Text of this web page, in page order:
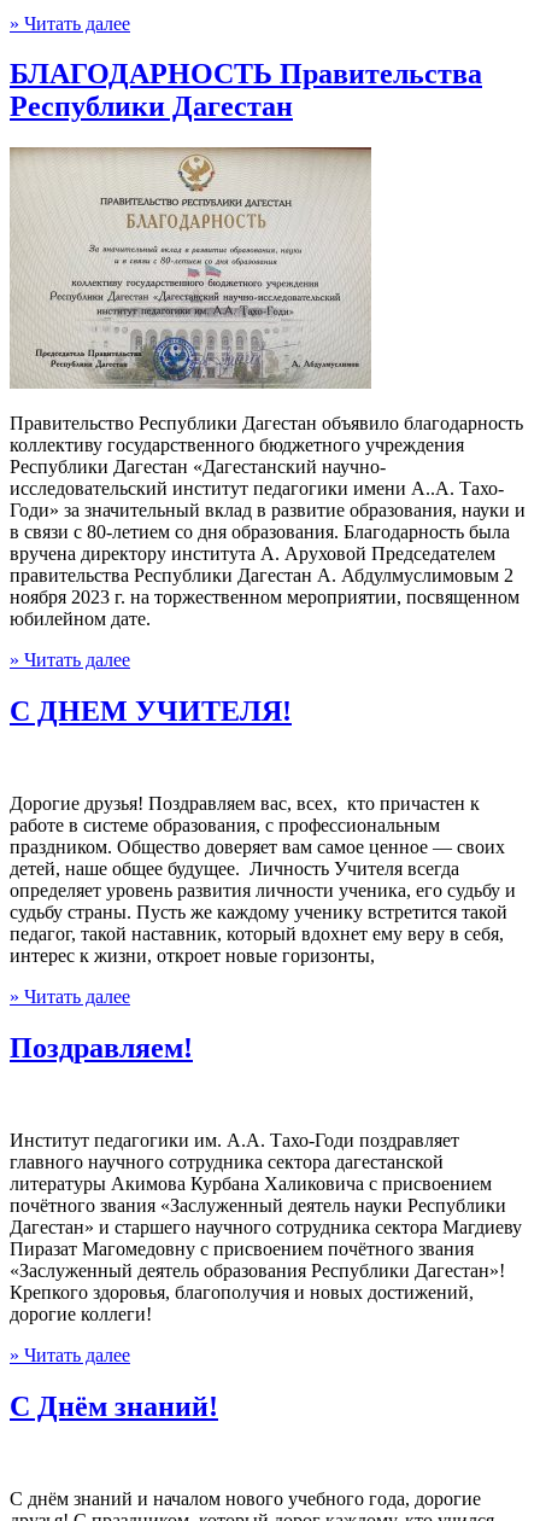
» Читать далее
БЛАГОДАРНОСТЬ Правительства
Республики Дагестан
Правительство Республики Дагестан объявило благодарность
коллективу государственного бюджетного учреждения
Республики Дагестан «Дагестанский научно-
исследовательский институт педагогики имени А..А. Тахо-
Годи» за значительный вклад в развитие образования, науки и
в связи с 80-летием со дня образования. Благодарность была
вручена директору института А. Аруховой Председателем
правительства Республики Дагестан А. Абдулмуслимовым 2
ноября 2023 г. на торжественном мероприятии, посвященном
юбилейном дате.
» Читать далее
С ДНЕМ УЧИТЕЛЯ!
Дорогие друзья! Поздравляем вас, всех, кто причастен к
работе в системе образования, с профессиональным
праздником. Общество доверяет вам самое ценное — своих
детей, наше общее будущее. Личность Учителя всегда
определяет уровень развития личности ученика, его судьбу и
судьбу страны. Пусть же каждому ученику встретится такой
педагог, такой наставник, который вдохнет ему веру в себя,
интерес к жизни, откроет новые горизонты,
» Читать далее
Поздравляем!
Институт педагогики им. А.А. Тахо-Годи поздравляет
главного научного сотрудника сектора дагестанской
литературы Акимова Курбана Халиковича с присвоением
почётного звания «Заслуженный деятель науки Республики
Дагестан» и старшего научного сотрудника сектора Магдиеву
Пиразат Магомедовну с присвоением почётного звания
«Заслуженный деятель образования Республики Дагестан»!
Крепкого здоровья, благополучия и новых достижений,
дорогие коллеги!
» Читать далее
С Днём знаний!
С днём знаний и началом нового учебного года, дорогие